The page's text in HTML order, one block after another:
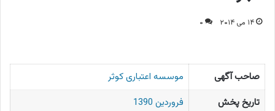
۱۴ می ۲۰۱۴ ۰
صاحب آگهی
موسسه اعتباری کوثر
تاریخ پخش
فروردین 1390